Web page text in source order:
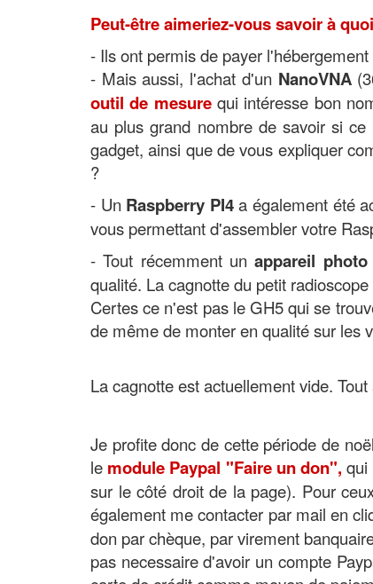
Peut-être aimeriez-vous savoir à
- Ils ont permis de payer
- Mais aussi, l'achat d'un NanoVNA
outil de mesure qui intéresse bon
au plus grand nombre de savoir si
gadget, ainsi que de vous expliquer
?
- Un Raspberry PI4a également été
vous permettant d'assembler votre
- Tout récemment unappareil photo
qualité. La cagnotte du petit
Certes ce n'est pas le GH5 qui se
de même de monter en qualité sur les
La cagnotte est actuellement vide.
Je profite donc de cette période de
le module Paypal "Faire un don", qui
sur le côté droit de la page). Pour
également me contacter par mail en
don par chèque, par virement
pas necessaire d'avoir un compte